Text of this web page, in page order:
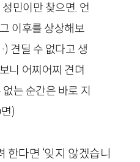
민이만 찾으면. 언
이후를 상상해보
견딜 수 없다고 생
니 어찌어찌 견뎌
는 순간은 바로 지
면)
한다면 ‘잊지 않겠습니